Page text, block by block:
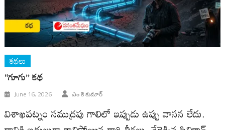
కథలు
“గూగు” కథ
June 16, 2026 ఎం కె కుమార్
విశాఖపట్నం సముద్రపు గాలిలో ఇప్పుడు ఉప్పు వాసన లేదు.